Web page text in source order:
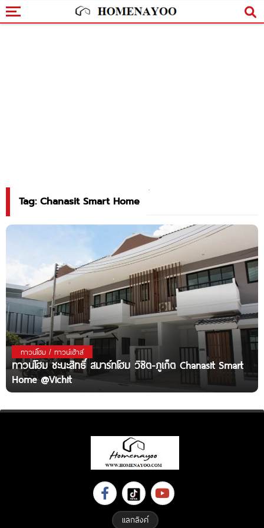
Tag: Chanasit Smart Home
ทาวน์โฮม / ทาวน์เฮ้าส์
ทาวน์โฮม ชะนะสิทธิ์ สมาร์ทโฮม วิชิต-ภูเก็ต Chanasit Smart
Home @Vichit
แลกลิงค์